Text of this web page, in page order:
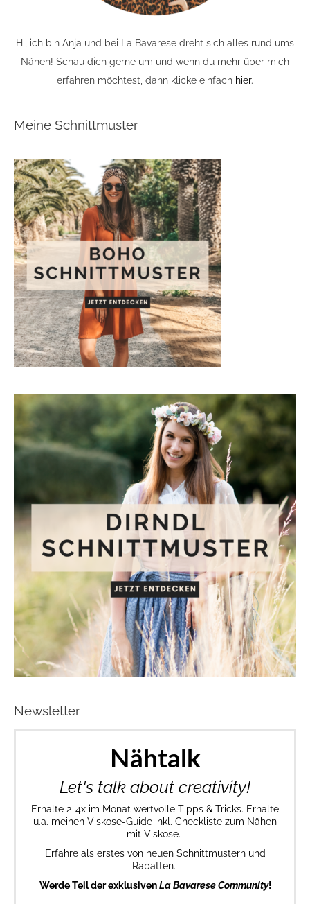
Hi, ich bin Anja und bei La Bavarese dreht sich alles rund ums
Nähen! Schau dich gerne um und wenn du mehr über mich
erfahren möchtest, dann klicke einfach hier.
Meine Schnittmuster
Newsletter
Nähtalk
Let's talk about creativity!
Erhalte 2-4x im Monat wertvolle Tipps & Tricks. Erhalte
u.a. meinen Viskose-Guide inkl. Checkliste zum Nähen
mit Viskose.
Erfahre als erstes von neuen Schnittmustern und
Rabatten.
Werde Teil der exklusivenLa Bavarese Community!